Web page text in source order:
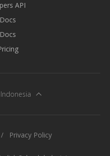
API
Privacy Policy